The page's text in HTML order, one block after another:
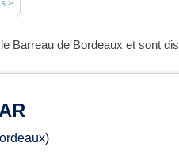
>
Barreau de Bordeaux et sont